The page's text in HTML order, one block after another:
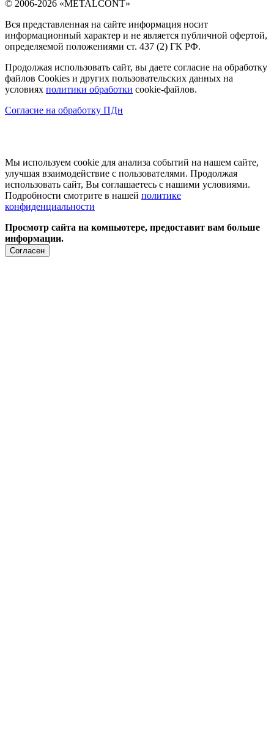
© 2006-2026 «METALCONT»
Вся представленная на сайте информация носит
информационный характер и не является публичной офертой,
определяемой положениями ст. 437 (2) ГК РФ.
Продолжая использовать сайт, вы даете согласие на обработку
файлов Cookies и других пользовательских данных на
условиях политики обработки cookie-файлов.
Согласие на обработку ПДн
Мы используем cookie для анализа событий на нашем сайте,
улучшая взаимодействие с пользователями. Продолжая
использовать сайт, Вы соглашаетесь с нашими условиями.
Подробности смотрите в нашей политике
конфиденциальности
Просмотр сайта на компьютере, предоставит вам больше
информации.
Согласен